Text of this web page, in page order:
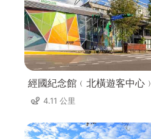
經國紀念館﹙北橫遊客中心﹚
4.11 公里